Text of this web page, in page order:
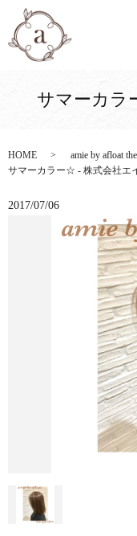
サマーカラ
HOME
amie by afloat
サマーカラー☆ - 株式会社エ
2017/07/06